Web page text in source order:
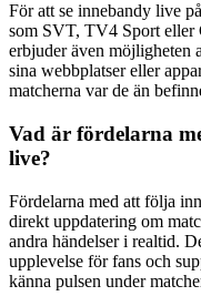
För att se innebandy live
som SVT, TV4 Sport eller
erbjuder även möjligheten
sina webbplatser eller
matcherna var de än
Vad är fördelarna
live?
Fördelarna med att följa
direkt uppdatering om
andra händelser i realtid.
upplevelse för fans och
känna pulsen under